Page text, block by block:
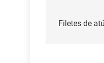
de
Filetes de